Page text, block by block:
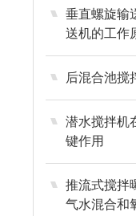
垂直螺旋输
送机的工作
后混合池搅
潜水搅拌机
键作用
推流式搅拌
气水混合和